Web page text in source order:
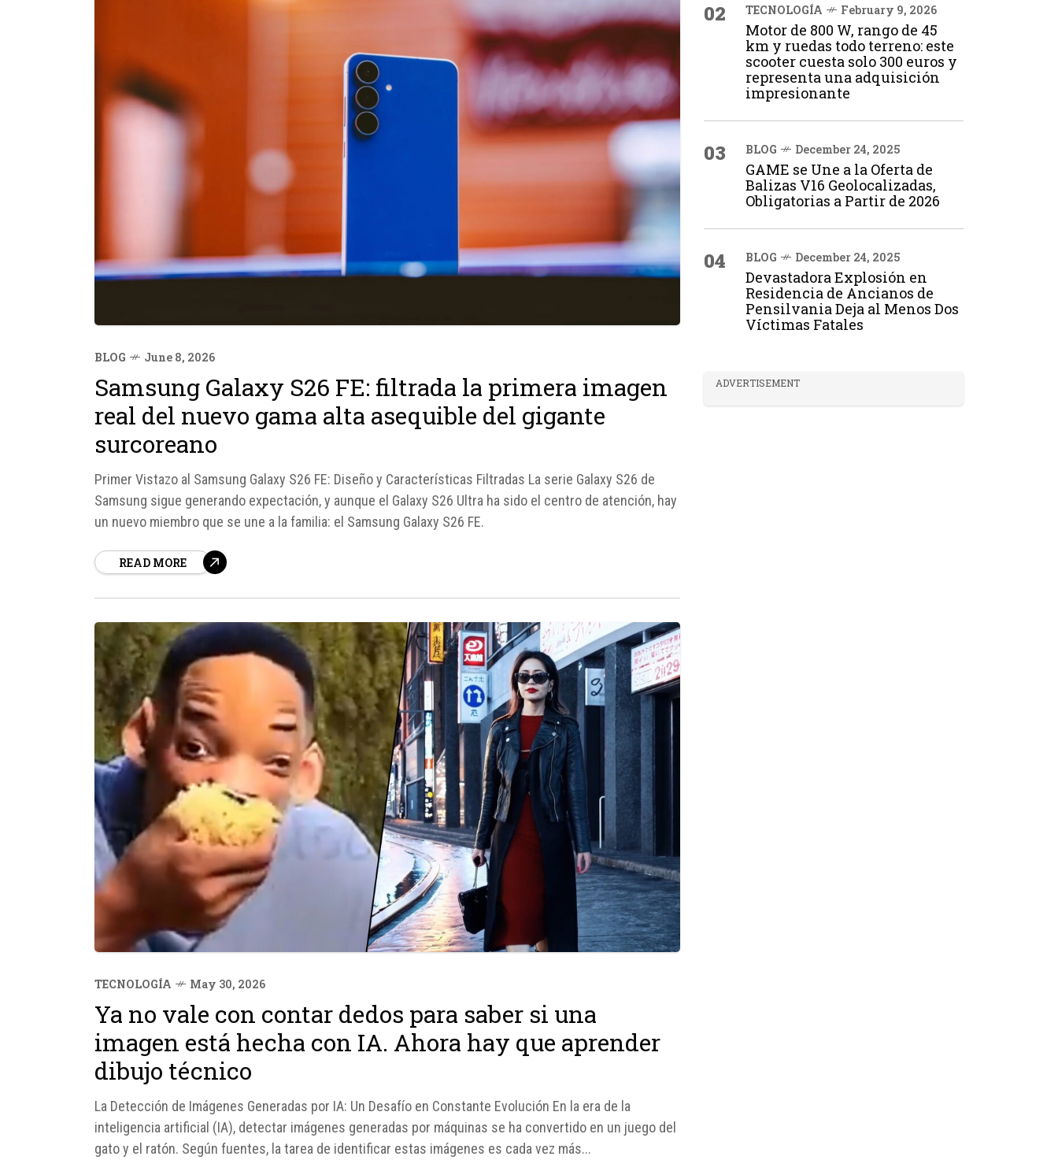
BLOG June 8, 2026
Samsung Galaxy S26 FE: filtrada la primera imagen
real del nuevo gama alta asequible del gigante
surcoreano
Primer Vistazo al Samsung Galaxy S26 FE: Diseño y Características Filtradas La serie Galaxy S26 de
Samsung sigue generando expectación, y aunque el Galaxy S26 Ultra ha sido el centro de atención, hay
un nuevo miembro que se une a la familia: el Samsung Galaxy S26 FE.
READ MORE
TECNOLOGÍA May 30, 2026
Ya no vale con contar dedos para saber si una
imagen está hecha con IA. Ahora hay que aprender
dibujo técnico
La Detección de Imágenes Generadas por IA: Un Desafío en Constante Evolución En la era de la
inteligencia artificial (IA), detectar imágenes generadas por máquinas se ha convertido en un juego del
gato y el ratón. Según fuentes, la tarea de identificar estas imágenes es cada vez más...
02 TECNOLOGÍA February 9, 2026
Motor de 800 W, rango de 45
km y ruedas todo terreno: este
scooter cuesta solo 300 euros y
representa una adquisición
impresionante
03 BLOG December 24, 2025
GAME se Une a la Oferta de
Balizas V16 Geolocalizadas,
Obligatorias a Partir de 2026
04 BLOG December 24, 2025
Devastadora Explosión en
Residencia de Ancianos de
Pensilvania Deja al Menos Dos
Víctimas Fatales
ADVERTISEMENT